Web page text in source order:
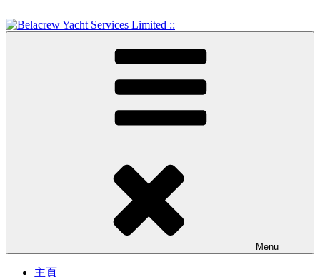
to
content
Belacrew Yacht Services
Crew Training and Yacht Service
Menu
主頁